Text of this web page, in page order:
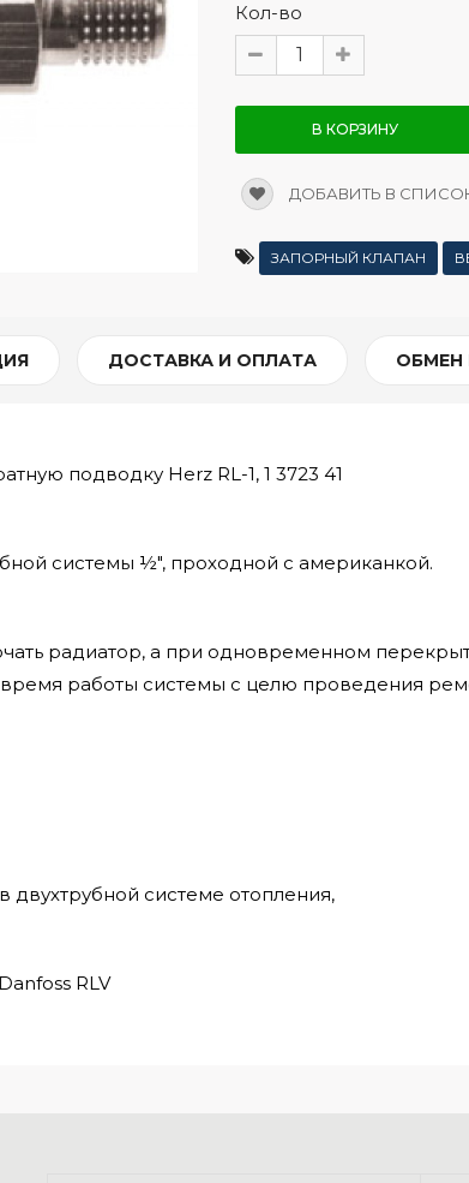
Кол-во
В КОРЗИНУ
ДОБАВИТЬ В
ЗАПОРНЫЙ КЛАПАН
ДОСТАВКА И ОПЛАТА ОБМЕН
подводку Herz RL-1, 1 3723 41
системы ½", проходной с американкой.
радиатор, а при одновременном
работы системы с целю проведения
двухтрубной системе отопления,
RLV